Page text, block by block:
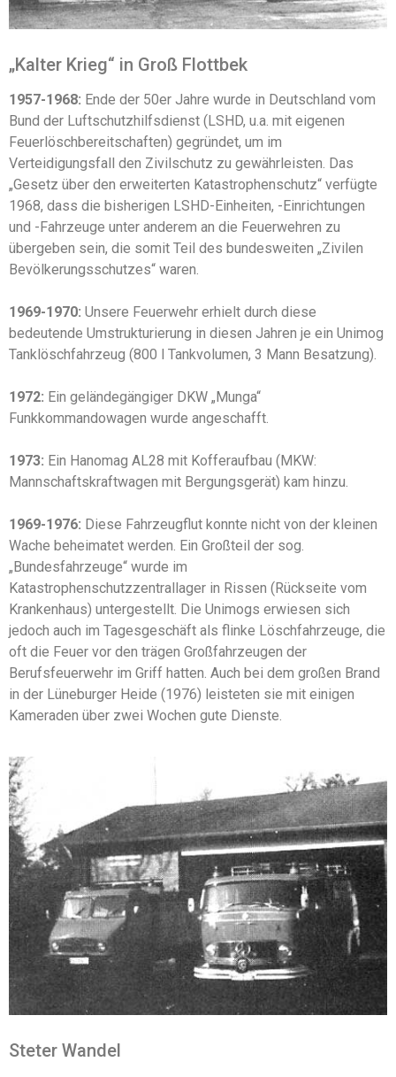
„Kalter Krieg“ in Groß Flottbek
1957-1968: Ende der 50er Jahre wurde in Deutschland vom
Bund der Luftschutzhilfsdienst (LSHD, u.a. mit eigenen
Feuerlöschbereitschaften) gegründet, um im
Verteidigungsfall den Zivilschutz zu gewährleisten. Das
„Gesetz über den erweiterten Katastrophenschutz“ verfügte
1968, dass die bisherigen LSHD-Einheiten, -Einrichtungen
und -Fahrzeuge unter anderem an die Feuerwehren zu
übergeben sein, die somit Teil des bundesweiten „Zivilen
Bevölkerungsschutzes“ waren.
1969-1970: Unsere Feuerwehr erhielt durch diese
bedeutende Umstrukturierung in diesen Jahren je ein Unimog
Tanklöschfahrzeug (800 l Tankvolumen, 3 Mann Besatzung).
1972: Ein geländegängiger DKW „Munga“
Funkkommandowagen wurde angeschafft.
1973: Ein Hanomag AL28 mit Kofferaufbau (MKW:
Mannschaftskraftwagen mit Bergungsgerät) kam hinzu.
1969-1976: Diese Fahrzeugflut konnte nicht von der kleinen
Wache beheimatet werden. Ein Großteil der sog.
„Bundesfahrzeuge“ wurde im
Katastrophenschutzzentrallager in Rissen (Rückseite vom
Krankenhaus) untergestellt. Die Unimogs erwiesen sich
jedoch auch im Tagesgeschäft als flinke Löschfahrzeuge, die
oft die Feuer vor den trägen Großfahrzeugen der
Berufsfeuerwehr im Griff hatten. Auch bei dem großen Brand
in der Lüneburger Heide (1976) leisteten sie mit einigen
Kameraden über zwei Wochen gute Dienste.
Steter Wandel